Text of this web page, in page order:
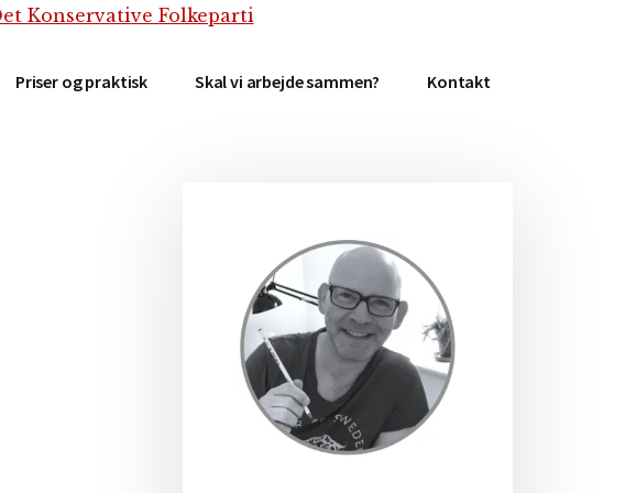
Priser og praktisk Skal vi arbejde sammen? Kontakt
Primær
Sidebar